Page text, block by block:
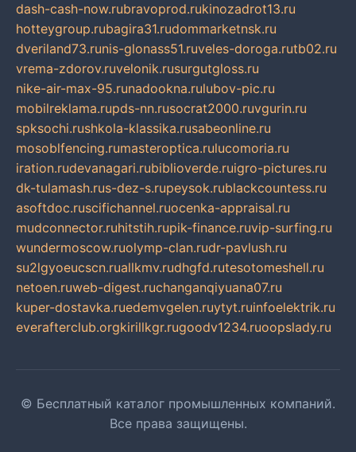
dash-cash-now.rubravoprod.rukinozadrot13.ru
hotteygroup.rubagira31.rudommarketnsk.ru
dveriland73.runis-glonass51.ruveles-doroga.rutb02.ru
vrema-zdorov.ruvelonik.rusurgutgloss.ru
nike-air-max-95.runadookna.rulubov-pic.ru
mobilreklama.rupds-nn.rusocrat2000.ruvgurin.ru
spksochi.rushkola-klassika.rusabeonline.ru
mosoblfencing.rumasteroptica.rulucomoria.ru
iration.rudevanagari.rubiblioverde.ruigro-pictures.ru
dk-tulamash.rus-dez-s.rupeysok.rublackcountess.ru
asoftdoc.ruscifichannel.ruocenka-appraisal.ru
mudconnector.ruhitstih.rupik-finance.ruvip-surfing.ru
wundermoscow.ruolymp-clan.rudr-pavlush.ru
su2lgyoeucscn.ruallkmv.rudhgfd.rutesotomeshell.ru
netoen.ruweb-digest.ruchanganqiyuana07.ru
kuper-dostavka.ruedemvgelen.ruytyt.ruinfoelektrik.ru
everafterclub.orgkirillkgr.rugoodv1234.ruoopslady.ru
© Бесплатный каталог промышленных компаний.
Все права защищены.